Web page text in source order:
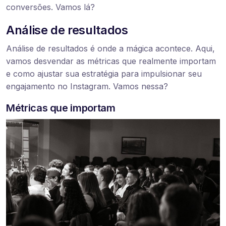
conversões. Vamos lá?
Análise de resultados
Análise de resultados é onde a mágica acontece. Aqui,
vamos desvendar as métricas que realmente importam
e como ajustar sua estratégia para impulsionar seu
engajamento no Instagram. Vamos nessa?
Métricas que importam